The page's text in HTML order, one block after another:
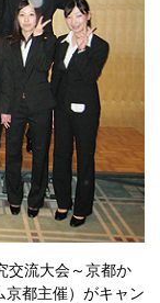
交流大会～京都か
京都主催）がキャン